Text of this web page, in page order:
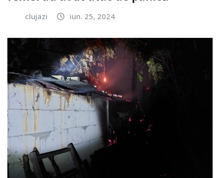
clujazi iun. 25, 2024